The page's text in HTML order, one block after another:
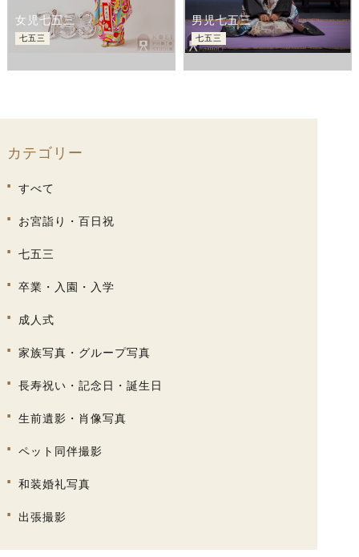
女児七五三
七五三
男児七五三
七五三
カテゴリー
すべて
お宮詣り・百日祝
七五三
卒業・入園・入学
成人式
家族写真・グループ写真
長寿祝い・記念日・誕生日
生前遺影・肖像写真
ペット同伴撮影
和装婚礼写真
出張撮影